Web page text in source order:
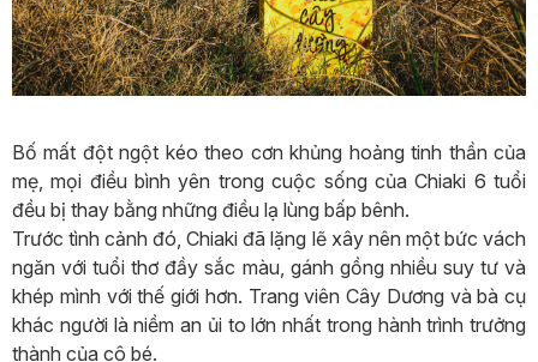
Bố mất đột ngột kéo theo cơn khủng hoảng tinh thần của
mẹ, mọi điều bình yên trong cuộc sống của Chiaki 6 tuổi
đều bị thay bằng những điều lạ lùng bấp bênh.
Trước tình cảnh đó, Chiaki đã lặng lẽ xây nên một bức vách
ngăn với tuổi thơ đầy sắc màu, gánh gồng nhiều suy tư và
khép mình với thế giới hơn. Trang viên Cây Dương và bà cụ
khác người là niềm an ủi to lớn nhất trong hành trình trưởng
thành của cô bé.